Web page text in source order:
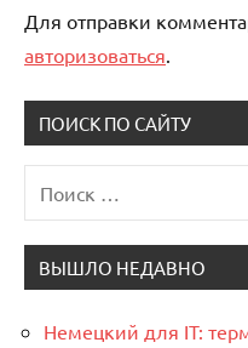
Для отправки
авторизоваться
ПОИСК ПО САЙТУ
для:
ВЫШЛО НЕДАВНО
Немецкий для IT: